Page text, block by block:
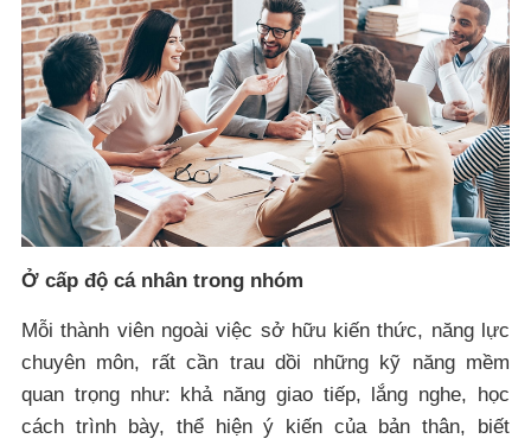
Ở cấp độ cá nhân trong nhóm
Mỗi thành viên ngoài việc sở hữu kiến thức, năng lực
chuyên môn, rất cần trau dồi những kỹ năng mềm
quan trọng như: khả năng giao tiếp, lắng nghe, học
cách trình bày, thể hiện ý kiến của bản thân, biết